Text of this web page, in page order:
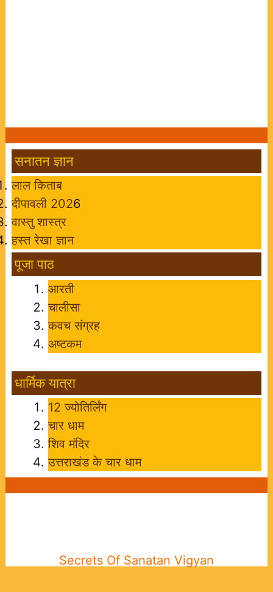
सनातन ज्ञान
लाल किताब
दीपावली 2026
वास्तु शास्त्र
हस्त रेखा ज्ञान
पूजा पाठ
आरती
चालीसा
कवच संग्रह
अष्टकम
धार्मिक यात्रा
12 ज्योतिर्लिंग
चार धाम
शिव मंदिर
उत्तराखंड के चार धाम
Secrets Of Sanatan Vigyan